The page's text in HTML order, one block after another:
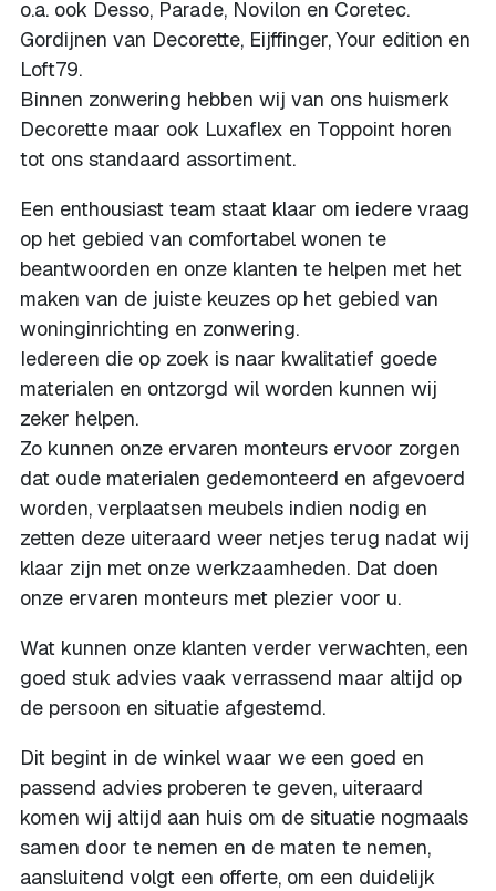
o.a. ook Desso, Parade, Novilon en Coretec.
Gordijnen van Decorette, Eijffinger, Your edition en
Loft79.
Binnen zonwering hebben wij van ons huismerk
Decorette maar ook Luxaflex en Toppoint horen
tot ons standaard assortiment.
Een enthousiast team staat klaar om iedere vraag
op het gebied van comfortabel wonen te
beantwoorden en onze klanten te helpen met het
maken van de juiste keuzes op het gebied van
woninginrichting en zonwering.
Iedereen die op zoek is naar kwalitatief goede
materialen en ontzorgd wil worden kunnen wij
zeker helpen.
Zo kunnen onze ervaren monteurs ervoor zorgen
dat oude materialen gedemonteerd en afgevoerd
worden, verplaatsen meubels indien nodig en
zetten deze uiteraard weer netjes terug nadat wij
klaar zijn met onze werkzaamheden. Dat doen
onze ervaren monteurs met plezier voor u.
Wat kunnen onze klanten verder verwachten, een
goed stuk advies vaak verrassend maar altijd op
de persoon en situatie afgestemd.
Dit begint in de winkel waar we een goed en
passend advies proberen te geven, uiteraard
komen wij altijd aan huis om de situatie nogmaals
samen door te nemen en de maten te nemen,
aansluitend volgt een offerte, om een duidelijk